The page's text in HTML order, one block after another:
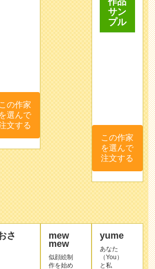
注文する
さ
mew
mew
似顔絵制
て8年ほ
どになり
優しい感
じで明る
yume
あなた
（You）
（me）を
繋げて夢
を叶える
と願いを
込めて